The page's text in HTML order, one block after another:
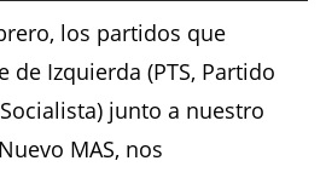
los partidos que
de Izquierda (PTS, Partido
junto a nuestro
MAS, nos